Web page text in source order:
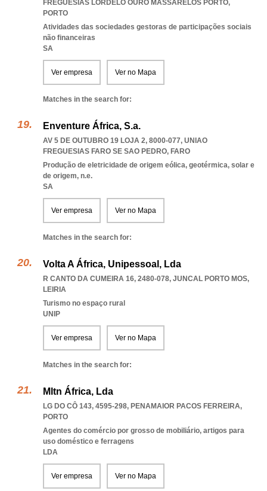
FREGUESIAS LORDELO OURO MASSARELOS PORTO,
PORTO
Atividades das sociedades gestoras de participações sociais
não financeiras
SA
Ver empresa Ver no Mapa
Matches in the search for:
Enventure África, S.a.
AV 5 DE OUTUBRO 19 LOJA 2, 8000-077, UNIAO
FREGUESIAS FARO SE SAO PEDRO, FARO
Produção de eletricidade de origem eólica, geotérmica, solar e
de origem, n.e.
SA
Ver empresa Ver no Mapa
Matches in the search for:
Volta A África, Unipessoal, Lda
R CANTO DA CUMEIRA 16, 2480-078, JUNCAL PORTO MOS,
LEIRIA
Turismo no espaço rural
UNIP
Ver empresa Ver no Mapa
Matches in the search for:
Mltn África, Lda
LG DO CÔ 143, 4595-298, PENAMAIOR PACOS FERREIRA,
PORTO
Agentes do comércio por grosso de mobiliário, artigos para
uso doméstico e ferragens
LDA
Ver empresa Ver no Mapa